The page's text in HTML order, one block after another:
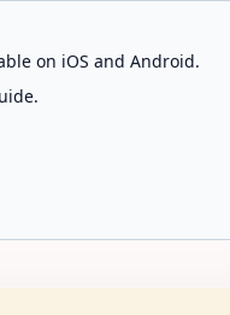
on iOS and Android.